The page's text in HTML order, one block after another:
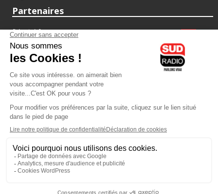
Partenaires
fiducial.fr
lyoncapitale.fr
olympique-et-lyonnais.com
L'application Iphone / Android
Téléchargez l'application
Les cookies
Gestion des cookies
Crédit photos : ©Sud Radio / Pierre Olivier